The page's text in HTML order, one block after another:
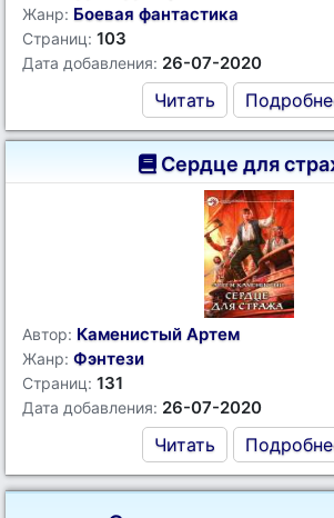
Жанр: Боевая фантастика
Страниц: 103
Дата добавления: 26-07-2020
Читать
Сердце для
Автор: Каменистый Артем
Жанр: Фэнтези
Страниц: 131
Дата добавления: 26-07-2020
Читать